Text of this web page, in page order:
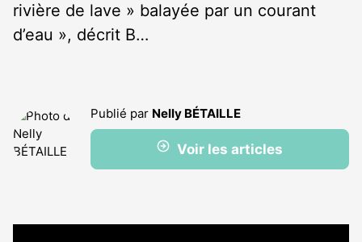
rivière de lave » balayée par un courant
d’eau », décrit B…
Publié par Nelly BÉTAILLE
Voir les articles